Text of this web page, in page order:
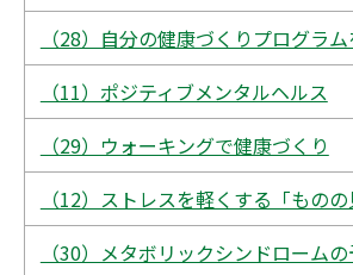
（28）自分の健康づくりプログラ
（11）ポジティブメンタルヘルス
（29）ウォーキングで健康づくり
（12）ストレスを軽くする「ものの
（30）メタボリックシンドローム